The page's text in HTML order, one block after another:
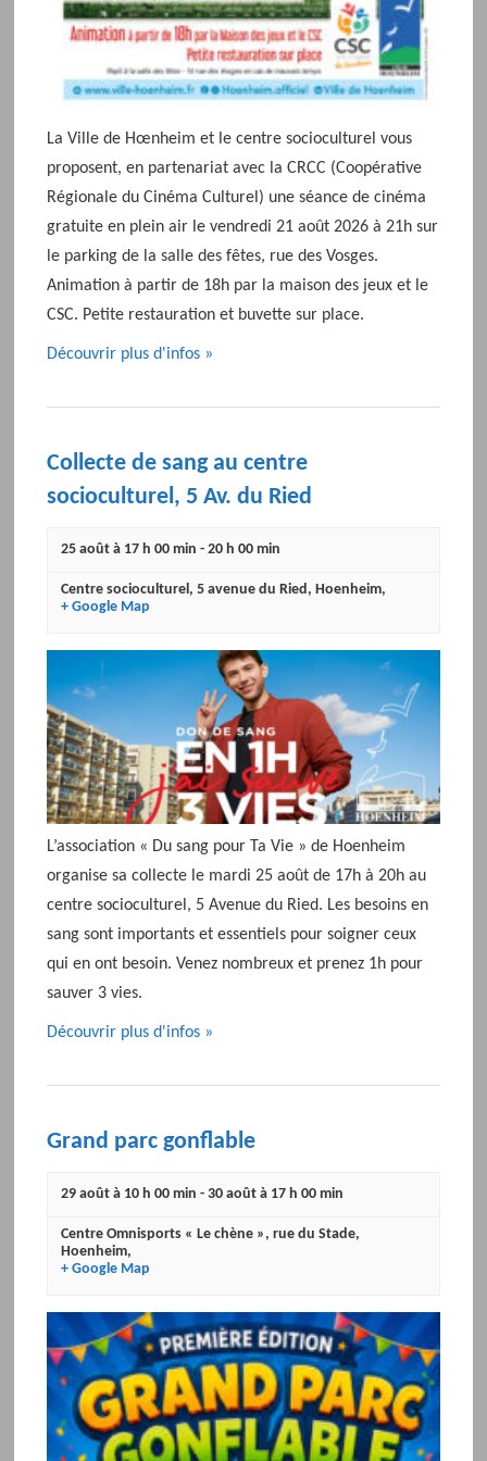
La Ville de Hœnheim et le centre socioculturel vous
proposent, en partenariat avec la CRCC (Coopérative
Régionale du Cinéma Culturel) une séance de cinéma
gratuite en plein air le vendredi 21 août 2026 à 21h sur
le parking de la salle des fêtes, rue des Vosges.
Animation à partir de 18h par la maison des jeux et le
CSC. Petite restauration et buvette sur place.
Découvrir plus d'infos »
Collecte de sang au centre
socioculturel, 5 Av. du Ried
25 août à 17 h 00 min -20 h 00 min
Centre socioculturel ,5 avenue du Ried , Hoenheim,
+ Google Map
L’association « Du sang pour Ta Vie » de Hoenheim
organise sa collecte le mardi 25 août de 17h à 20h au
centre socioculturel, 5 Avenue du Ried. Les besoins en
sang sont importants et essentiels pour soigner ceux
qui en ont besoin. Venez nombreux et prenez 1h pour
sauver 3 vies.
Découvrir plus d'infos »
Grand parc gonflable
29 août à 10 h 00 min -30 août à 17 h 00 min
Centre Omnisports « Le chène » ,rue du Stade,
Hoenheim,
+ Google Map